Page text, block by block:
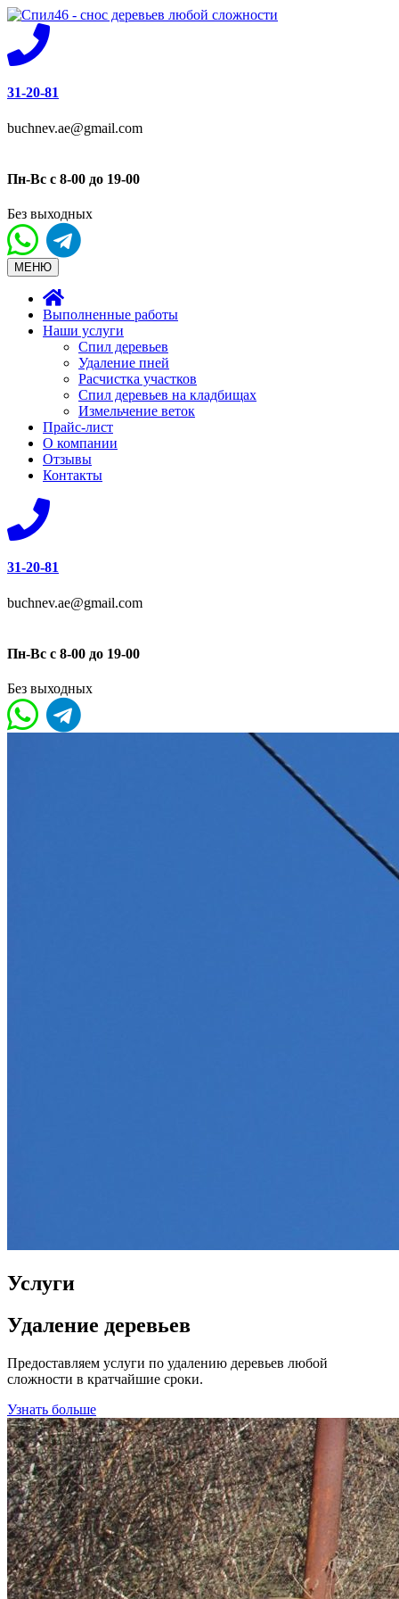
31-20-81
buchnev.ae@gmail.com
Пн-Вс с 8-00 до 19-00
Без выходных
МЕНЮ
Выполненные работы
Наши услуги
Спил деревьев
Удаление пней
Расчистка участков
Спил деревьев на кладбищах
Измельчение веток
Прайс-лист
О компании
Отзывы
Контакты
31-20-81
buchnev.ae@gmail.com
Пн-Вс с 8-00 до 19-00
Без выходных
Услуги
Удаление деревьев
Предоставляем услуги по удалению деревьев любой
сложности в кратчайшие сроки.
Узнать больше